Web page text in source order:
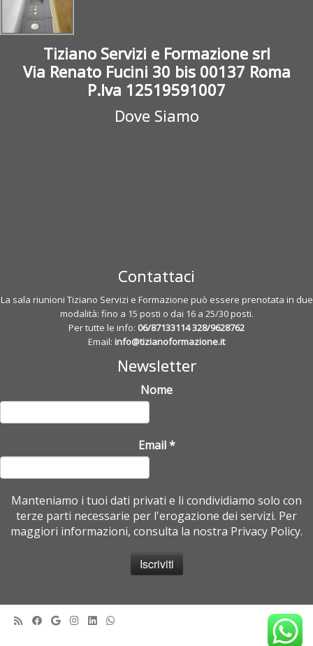
Tiziano Servizi e Formazione srl
Via Renato Fucini 30 bis 00137 Roma
P.Iva 12519591007
Dove Siamo
Contattaci
La sala riunioni Tiziano Servizi e Formazione può essere prenotata in due
modalità: fino a 15 posti o dai 16 a 25/30 posti.
Per tutte le info: 06/87133114328/9628762
Email: info@tizianoformazione.it
Newsletter
Nome
Email*
Manteniamo i tuoi dati privati e li condividiamo solo con
terze parti necessarie per l'erogazione dei servizi. Per
maggiori informazioni, consulta la nostra Privacy Policy.